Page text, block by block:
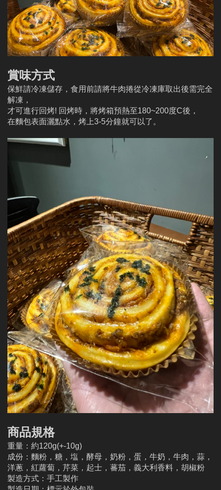
賞味方式
保鮮請冷凍儲存，食用前請將牛肉捲從冷凍庫取出後需完全
解凍，
才可進行回烤! 回烤時，將烤箱預熱至180~200度C後，
在麵包表面灑點水，烤上3-5分鐘就可以了。
商品規格
重量：約120g(+-10g)
成份：麵粉，糖，塩，酵母，奶粉，蛋，牛奶，牛肉，蒜，
洋蔥，紅蘿蔔，芹菜，起士，蕃茄，義大利香料，胡椒粉
製造方式：手工製作